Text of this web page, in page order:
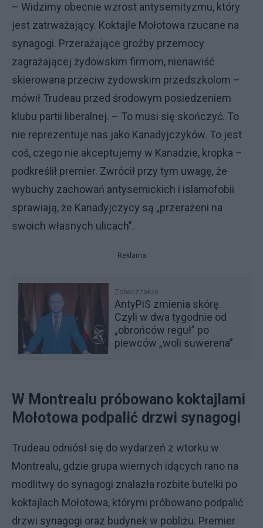
– Widzimy obecnie wzrost antysemityzmu, który
jest zatrważający. Koktajle Mołotowa rzucane na
synagogi. Przerażające groźby przemocy
zagrażającej żydowskim firmom, nienawiść
skierowana przeciw żydowskim przedszkolom –
mówił Trudeau przed środowym posiedzeniem
klubu partii liberalnej. – To musi się skończyć. To
nie reprezentuje nas jako Kanadyjczyków. To jest
coś, czego nie akceptujemy w Kanadzie, kropka –
podkreślił premier. Zwrócił przy tym uwagę, że
wybuchy zachowań antysemickich i islamofobii
sprawiają, że Kanadyjczycy są „przerażeni na
swoich własnych ulicach”.
Reklama
Zobacz także
AntyPiS zmienia skórę.
Czyli w dwa tygodnie od
„obrońców reguł” po
piewców „woli suwerena”
W Montrealu próbowano koktajlami
Mołotowa podpalić drzwi synagogi
Trudeau odniósł się do wydarzeń z wtorku w
Montrealu, gdzie grupa wiernych idących rano na
modlitwy do synagogi znalazła rozbite butelki po
koktajlach Mołotowa, którymi próbowano podpalić
drzwi synagogi oraz budynek w pobliżu. Premier